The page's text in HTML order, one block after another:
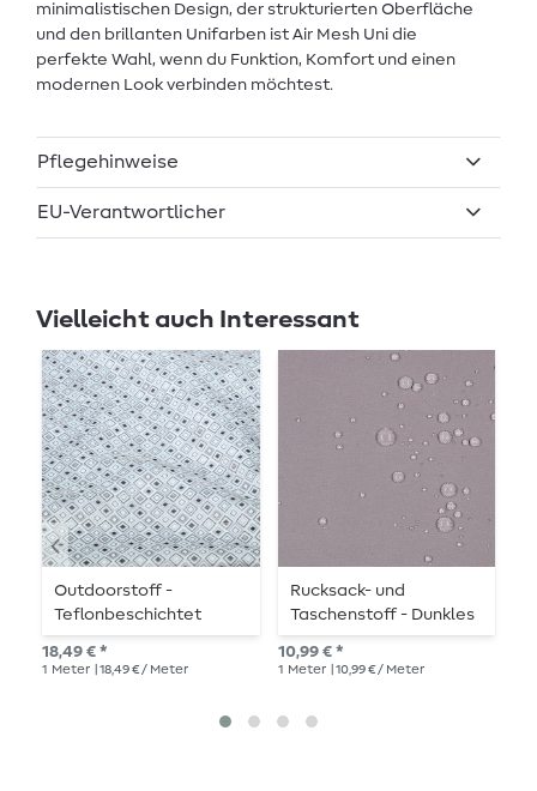
minimalistischen Design, der strukturierten Oberfläche
und den brillanten Unifarben ist Air Mesh Uni die
perfekte Wahl, wenn du Funktion, Komfort und einen
modernen Look verbinden möchtest.
Pflegehinweise
EU-Verantwortlicher
Vielleicht auch Interessant
Outdoorstoff -
Teflonbeschichtet
Jacquard Quadrate
Ecru Schwarz
18,49 € *
1 Meter | 18,49 € / Meter
Rucksack- und
Taschenstoff - Dunkles
Puder
10,99 € *
1 Meter | 10,99 € / Meter